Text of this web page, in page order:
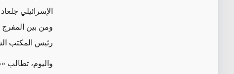
الإسرائيلي
ومن بين
رئيس المكتب
واليوم، تطالب «